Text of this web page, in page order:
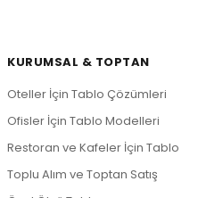
KURUMSAL & TOPTAN
Oteller İçin Tablo Çözümleri
Ofisler İçin Tablo Modelleri
Restoran ve Kafeler İçin Tablo
Toplu Alım ve Toptan Satış